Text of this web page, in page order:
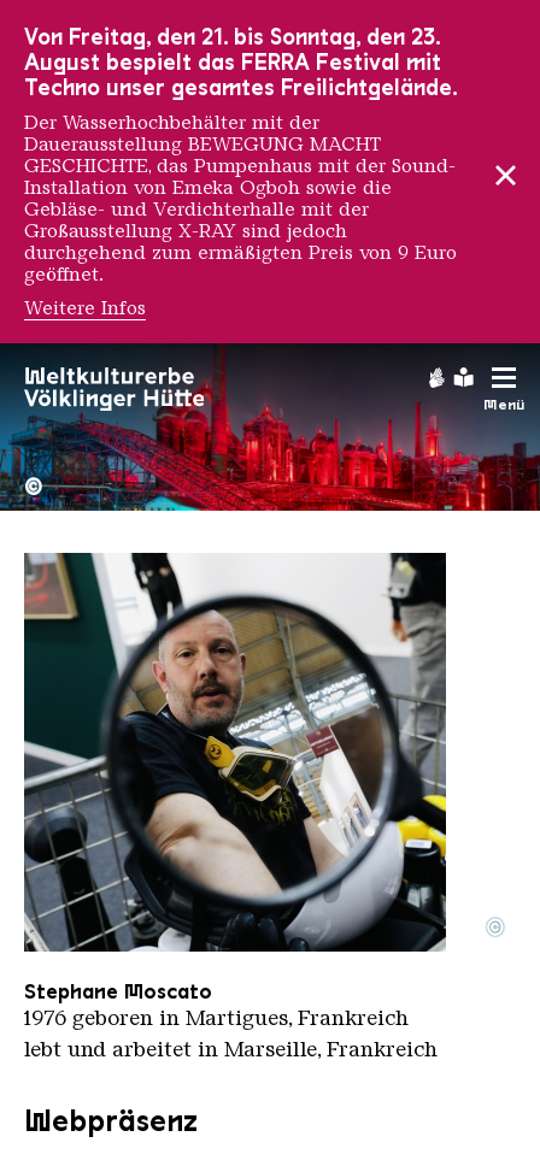
Menü
Stephane Moscato
Hochofengruppe in Rot
Copyright:
©
Stéphane Moscato
Copyright: © Nico Gicquel
©
Stephane Moscato
1976 geboren in Martigues, Frankreich
lebt und arbeitet in Marseille, Frankreich
Webpräsenz
Von Freitag, den 21. bis Sonntag, den 23.
August bespielt das FERRA Festival mit
Techno unser gesamtes Freilichtgelände.
Der Wasserhochbehälter mit der
Dauerausstellung BEWEGUNG MACHT
GESCHICHTE, das Pumpenhaus mit der Sound-
Installation von Emeka Ogboh sowie die
Gebläse- und Verdichterhalle mit der
Großausstellung X-RAY sind jedoch
durchgehend zum ermäßigten Preis von 9 Euro
geöffnet.
Weitere Infos